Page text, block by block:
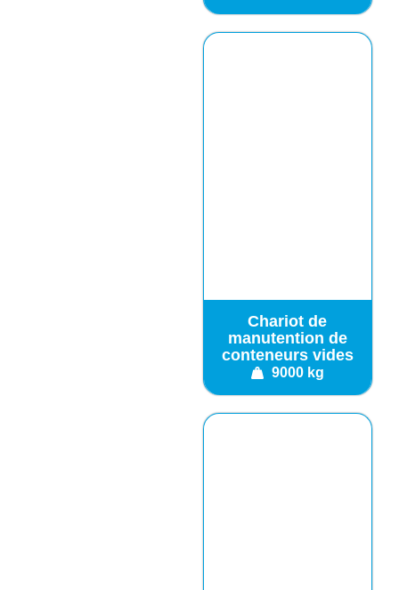
Chariot de
manutention de
conteneurs vides
9000 kg